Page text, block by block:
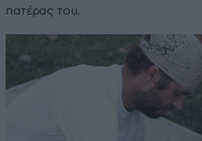
πατέρας του.